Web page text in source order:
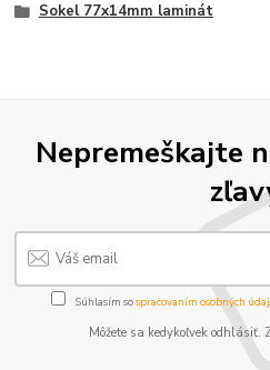
Sokel 77x14mm laminát
Nepremeškajte
Súhlasím sospracovaním osobných
Môžete sa kedykoľvek